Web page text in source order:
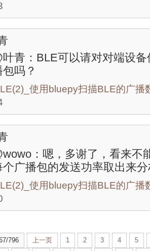
叶青：BLE可以请对对端设
吗？
使用bluepy扫描BLE的广播
：嗯，多谢了，看来不
个广播包的发送功率取出来
使用bluepy扫描BLE的广播
796 上一页 1 2 3 4
5